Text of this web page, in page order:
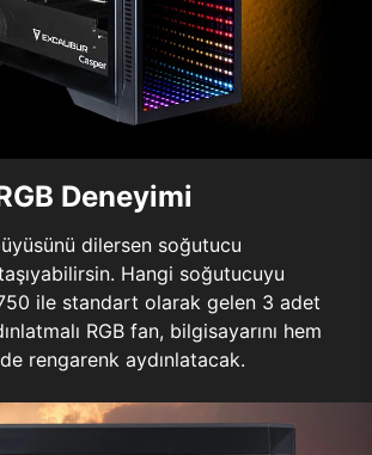
Deneyimi
büyüsünü dilersen soğutucu
Hangi soğutucuyu
ile standart olarak gelen 3 adet
RGB fan, bilgisayarını hem
rengarenk aydınlatacak.